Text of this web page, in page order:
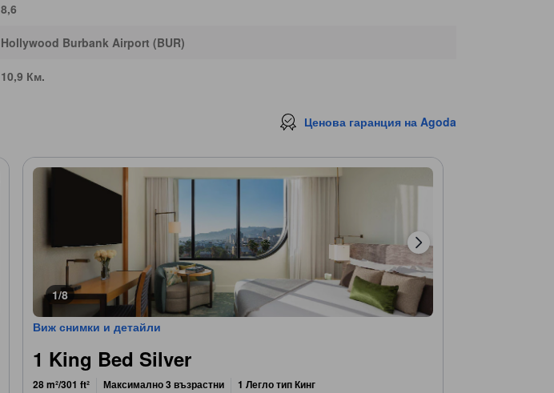
Изложба за живота на Л. Рон Хъбард
280 м.
8,6
Hollywood Burbank Airport (BUR)
10,9 Км.
Ценова гаранция на Agoda
1/8
Виж снимки и детайли
1 King Bed Silver
28 m²/301 ft² Максимално 3 възрастни 1 Легло тип Кинг